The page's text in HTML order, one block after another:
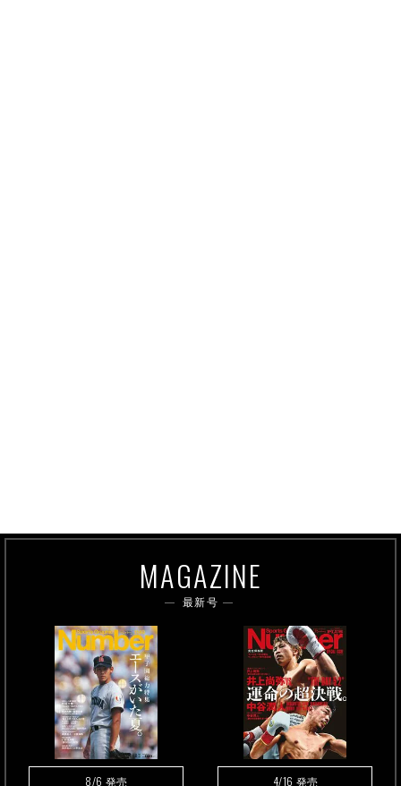
MAGAZINE
最新号
8/6 発売 4/16 発売